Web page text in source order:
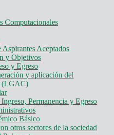
Computacionales
Aspirantes Aceptados
y Objetivos
y Egreso
y aplicación del
(LGAC)
Permanencia y Egreso
Básico
otros sectores de la sociedad